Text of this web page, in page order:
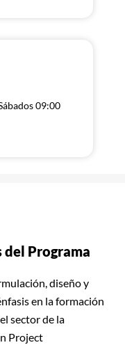
09:00
Programa
diseño y
en la formación
sector de la
Project